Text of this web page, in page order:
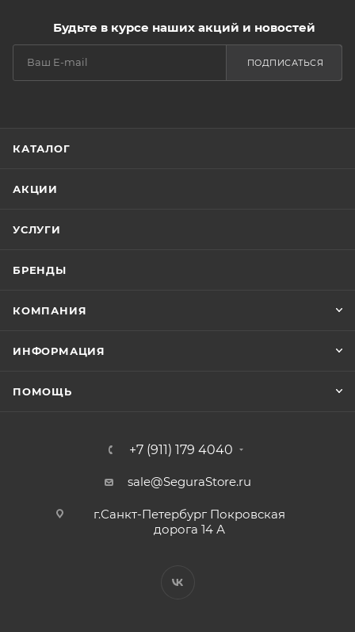
Будьте в курсе наших акций и новостей
ПОДПИСАТЬСЯ
КАТАЛОГ
АКЦИИ
УСЛУГИ
БРЕНДЫ
КОМПАНИЯ
ИНФОРМАЦИЯ
ПОМОЩЬ
+7 (911) 179 4040
sale@SeguraStore.ru
г.Санкт-Петербург Покровская
дорога 14 А